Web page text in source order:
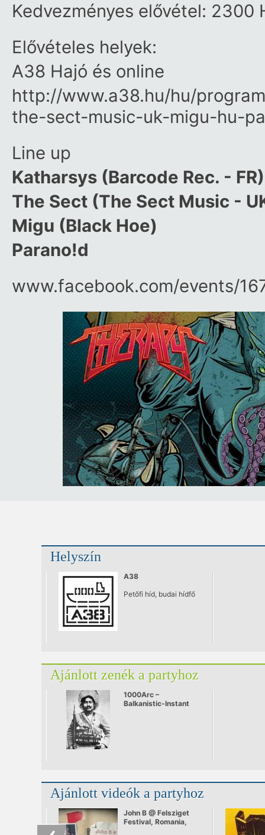
Kedvezményes elővétel: 2300
Elővételes helyek:
A38 Hajó és online
http://www.a38.hu/hu/
the-sect-music-uk-migu-hu-
Line up
Katharsys (Barcode Rec. - FR)
The Sect (The Sect Music -
Migu (Black Hoe)
Parano!d
www.facebook.com/​events/​
Helyszín
A38
Petőfi híd, budai hídfő
Ajánlott zenék a partyhoz
1000Arc –
Balkanistic-Instant
Ajánlott videók a partyhoz
John B @ Felsziget
Festival, Romania,